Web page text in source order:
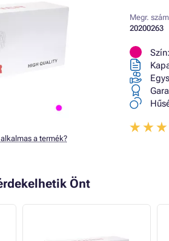
a termék?
Megr.
20200263
Szín:
Önt